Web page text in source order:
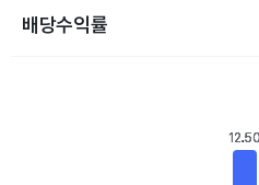
배당수익률
The chart has 1 X axis displaying
The chart has 1 Y axis
12.50
12.50